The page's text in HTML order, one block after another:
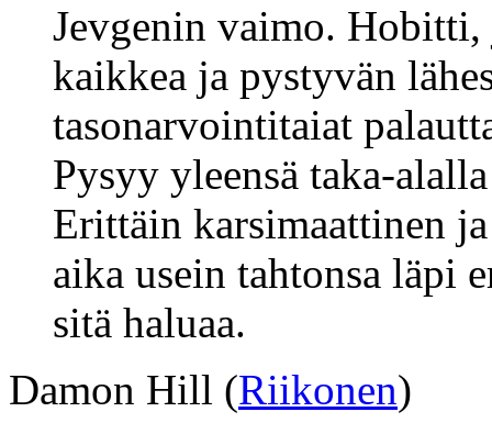
Jevgenin vaimo. Hobitti,
kaikkea ja pystyvän
tasonarvointitaiat
Pysyy yleensä taka-
Erittäin karsimaattinen
aika usein tahtonsa läpi
sitä haluaa.
Damon Hill (Riikonen)